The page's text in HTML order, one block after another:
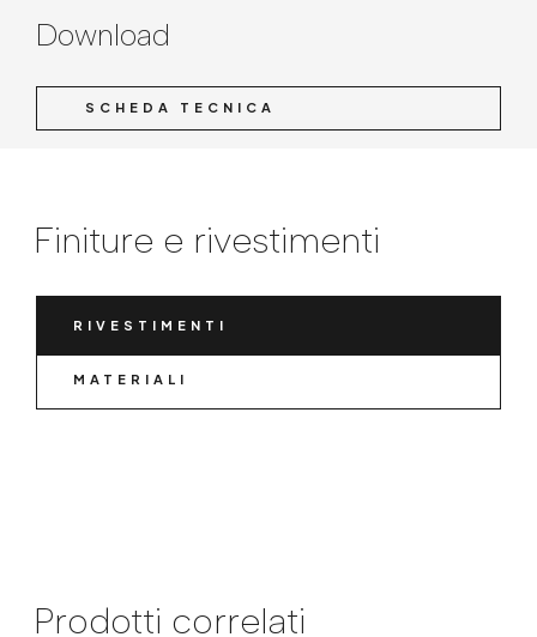
Download
SCHEDA TECNICA
Finiture e rivestimenti
RIVESTIMENTI
MATERIALI
Prodotti correlati